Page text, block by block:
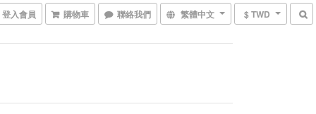
登入會員 購物車 聯絡我們 繁體中文 $ TWD